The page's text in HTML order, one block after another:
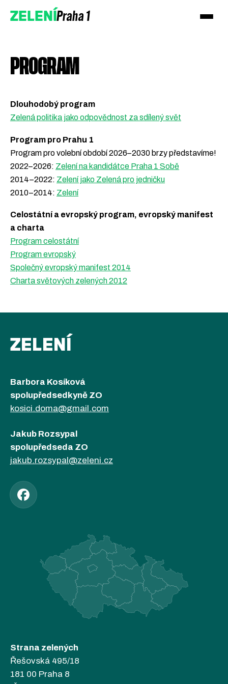
ZELENÍPraha 1
Přidejte se
PROGRAM
Dlouhodobý program
Zelená politika jako odpovědnost za sdílený svět
Program pro Prahu 1
Program pro volební období 2026–2030 brzy představíme!
2022–2026: Zelení na kandidátce Praha 1 Sobě
2014–2022: Zelení jako Zelená pro jedničku
2010–2014: Zelení
Celostátní a evropský program, evropský manifest
a charta
Program celostátní
Program evropský
Společný evropský manifest 2014
Charta světových zelených 2012
ZELENÍ
Barbora Kosíková
spolupředsedkyně ZO
kosici.doma@gmail.com
Jakub Rozsypal
spolupředseda ZO
jakub.rozsypal@zeleni.cz
Strana zelených
Řešovská 495/18
181 00 Praha 8